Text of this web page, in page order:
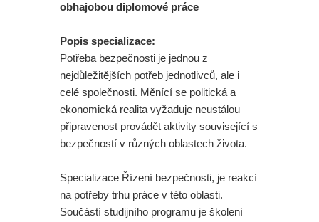
obhajobou diplomové práce
Popis specializace:
Potřeba bezpečnosti je jednou z
nejdůležitějších potřeb jednotlivců, ale i
celé společnosti. Měnící se politická a
ekonomická realita vyžaduje neustálou
připravenost provádět aktivity související s
bezpečností v různých oblastech života.
Specializace Řízení bezpečnosti, je reakcí
na potřeby trhu práce v této oblasti.
Součástí studijního programu je školení